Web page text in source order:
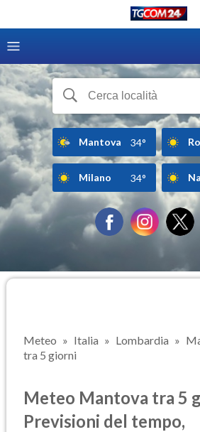
Mantova 34°
Milano 34°
Meteo Italia Lombardia
tra 5 giorni
Meteo Mantova tra 5
Previsioni del tempo,